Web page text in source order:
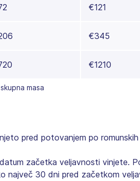
€121
€345
€1210
masa
pred potovanjem po
začetka veljavnosti vinjete.
največ 30 dni pred začetkom